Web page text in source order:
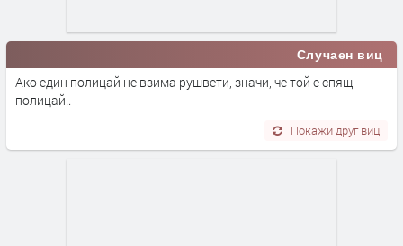
Случаен виц
Ако един полицай не взима рушвети, значи, че той е спящ
полицай..
Покажи друг виц